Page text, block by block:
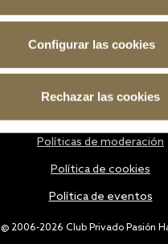
Configurar las cookies
Rechazar las cookies
@ 2006-2026 Club Privado Pasión
Políticas de moderación
Política de cookies
Política de eventos